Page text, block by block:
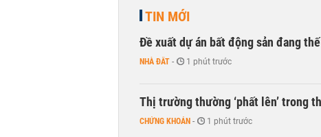
TIN MỚI
Đề xuất dự án bất động sản đang
NHÀ ĐẤT - 1 phút trước
Thị trường thường ‘phất lên’ trong
CHỨNG KHOÁN - 1 phút trước